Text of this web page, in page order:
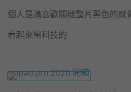
個人是滿喜歡關機整片黑色的感
看起來蠻科技的